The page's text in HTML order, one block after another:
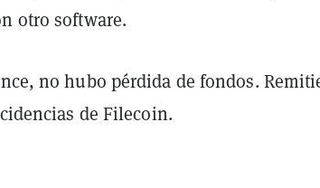
otro software.
no hubo pérdida de fondos.
de Filecoin.